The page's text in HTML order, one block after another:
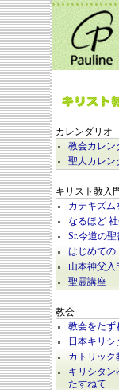
カレンダリオ
教会カレン
聖人カレン
キリスト教入
カテキズム
なるほど
Sr.今道の
はじめての
山本神父入
聖霊講座
教会
教会をたず
日本キリシ
カトリック
キリシタン
たずねて